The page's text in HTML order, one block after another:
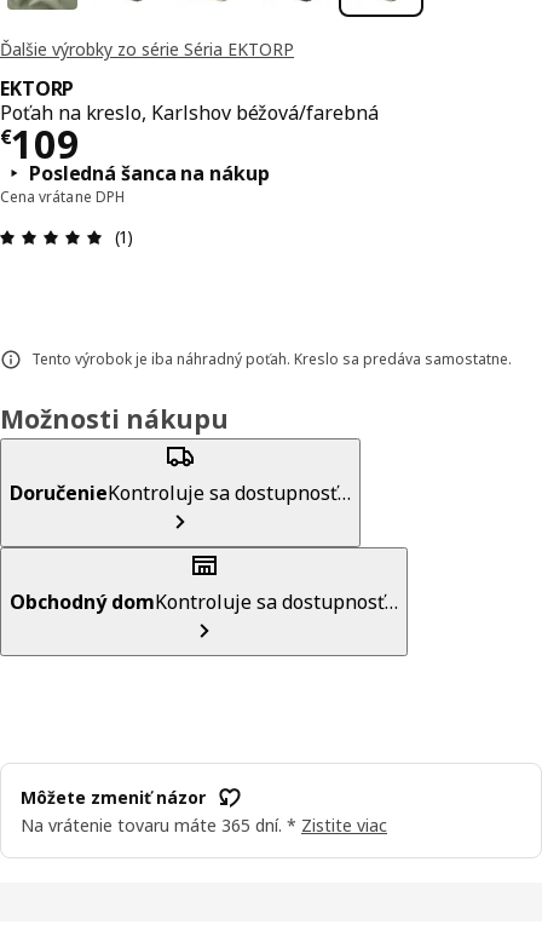
Ďalšie výrobky zo série Séria EKTORP
EKTORP
Poťah na kreslo, Karlshov béžová/farebná
€109
Cena € 109
Posledná šanca na nákup
Cena vrátane DPH
Hodnotenie: 5 z 5 hviezdičiek. Celkový počet
(1)
Tento výrobok je iba náhradný poťah. Kreslo sa predáva samostatne.
Možnosti nákupu
DoručenieKontroluje sa dostupnosť…
Obchodný domKontroluje sa dostupnosť…
Môžete zmeniť názor
Na vrátenie tovaru máte 365 dní. * Zistite viac